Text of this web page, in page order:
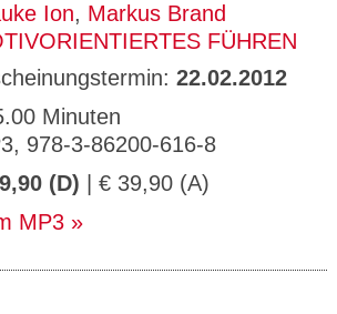
Ion, Markus Brand
FÜHREN
22.02.2012
Minuten
978-3-86200-616-8
(D) | € 39,90 (A)
MP3